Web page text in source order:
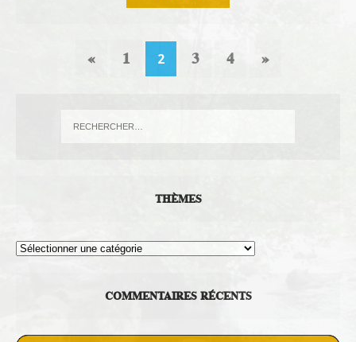
« 1 2 3 4 »
THÈMES
Thèmes
COMMENTAIRES RÉCENTS